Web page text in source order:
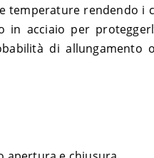
temperature rendendo
in acciaio per
di allungamento